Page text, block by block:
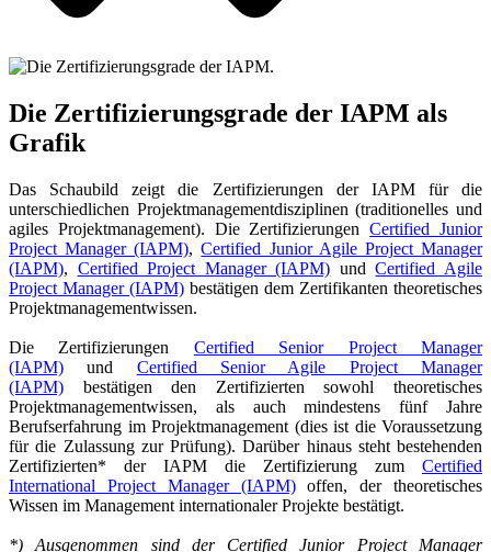
Die Zertifizierungsgrade der IAPM als
Grafik
Das Schaubild zeigt die Zertifizierungen der IAPM für die
unterschiedlichen Projektmanagementdisziplinen (traditionelles und
agiles Projektmanagement). Die ZertifizierungenCertified Junior
Project Manager (IAPM),Certified Junior Agile Project Manager
(IAPM), Certified Project Manager (IAPM) undCertified Agile
Project Manager (IAPM) bestätigen dem Zertifikanten theoretisches
Projektmanagementwissen.
Die Zertifizierungen Certified Senior Project Manager
(IAPM) und Certified Senior Agile Project Manager
(IAPM) bestätigen den Zertifizierten sowohl theoretisches
Projektmanagementwissen, als auch mindestens fünf Jahre
Berufserfahrung im Projektmanagement (dies ist die Voraussetzung
für die Zulassung zur Prüfung). Darüber hinaus steht bestehenden
Zertifizierten* der IAPM die Zertifizierung zum Certified
International Project Manager (IAPM)offen, der theoretisches
Wissen im Management internationaler Projekte bestätigt.
*) Ausgenommen sind der Certified Junior Project Manager